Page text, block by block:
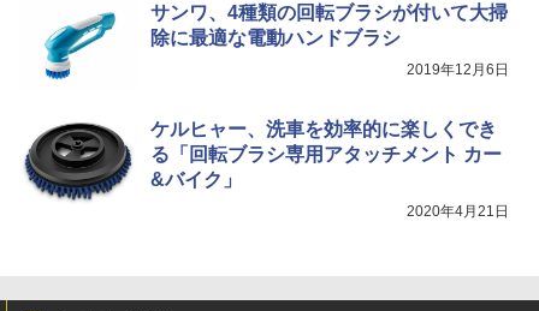
サンワ、4種類の回転ブラシが付いて大掃
除に最適な電動ハンドブラシ
2019年12月6日
ケルヒャー、洗車を効率的に楽しくでき
る「回転ブラシ専用アタッチメント カー
&バイク」
2020年4月21日